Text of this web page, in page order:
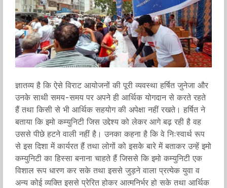
ज्ञातव्य है कि ऐसे विराट आयोजनों की पूरी व्यवस्था हर्षित जुनेजा और
उनके साथी समय-समय पर अपने ही आर्थिक योगदान से करते रहते
हैं तथा किसी से भी आर्थिक सहयोग की अपेक्षा नहीं रखते। हर्षित ने
बताया कि इमो कम्युनिटी जिस उद्देश्य को लेकर आगे बढ़ रही है वह
उससे पीछे हटने वाली नहीं है। उनका कहना है कि वे निःस्वार्थ रूप
से इस दिशा में कार्यरत हैं तथा लोगों को इसके बारे में बताकर उन्हें इमो
कम्युनिटी का हिस्सा बनाना चाहते हैं जिससे कि इमो कम्युनिटी एक
विशाल रूप धारण कर सके तथा इससे जुड़ने वाला प्रत्येक युवा व
अन्य कोई व्यक्ति इससे प्रेरित होकर आत्मनिर्भर हो सके तथा आर्थिक